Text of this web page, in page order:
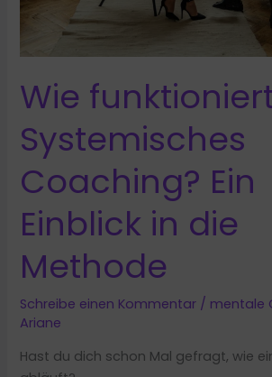
Wie
Systemisches
Coaching? Ein
Einblick in die
Methode
Schreibe einen Kommentar / mentale
Ariane
Hast du dich schon Mal gefragt, wie